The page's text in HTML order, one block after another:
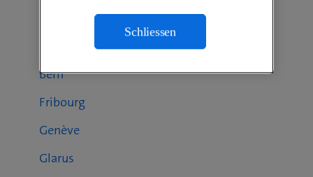
Basel-Landschaft
Basel-Stadt
Bern
Fribourg
Genève
Glarus
Schliessen